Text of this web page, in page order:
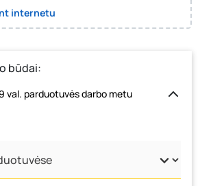
internetu
būdai:
val. parduotuvės darbo metu